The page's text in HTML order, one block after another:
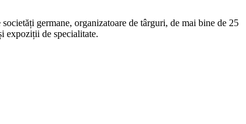
germane, organizatoare de târguri, de mai bine de 25
expoziții de specialitate.